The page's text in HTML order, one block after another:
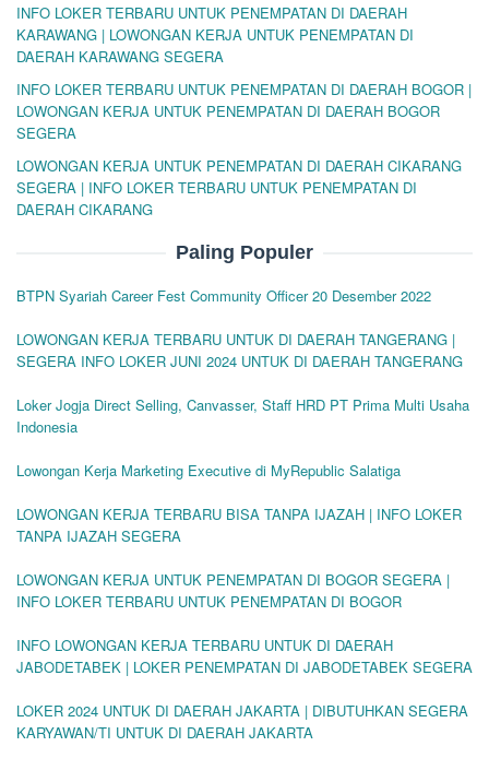
INFO LOKER TERBARU UNTUK PENEMPATAN DI DAERAH
KARAWANG | LOWONGAN KERJA UNTUK PENEMPATAN DI
DAERAH KARAWANG SEGERA
INFO LOKER TERBARU UNTUK PENEMPATAN DI DAERAH BOGOR |
LOWONGAN KERJA UNTUK PENEMPATAN DI DAERAH BOGOR
SEGERA
LOWONGAN KERJA UNTUK PENEMPATAN DI DAERAH CIKARANG
SEGERA | INFO LOKER TERBARU UNTUK PENEMPATAN DI
DAERAH CIKARANG
Paling Populer
BTPN Syariah Career Fest Community Officer 20 Desember 2022
LOWONGAN KERJA TERBARU UNTUK DI DAERAH TANGERANG |
SEGERA INFO LOKER JUNI 2024 UNTUK DI DAERAH TANGERANG
Loker Jogja Direct Selling, Canvasser, Staff HRD PT Prima Multi Usaha
Indonesia
Lowongan Kerja Marketing Executive di MyRepublic Salatiga
LOWONGAN KERJA TERBARU BISA TANPA IJAZAH | INFO LOKER
TANPA IJAZAH SEGERA
LOWONGAN KERJA UNTUK PENEMPATAN DI BOGOR SEGERA |
INFO LOKER TERBARU UNTUK PENEMPATAN DI BOGOR
INFO LOWONGAN KERJA TERBARU UNTUK DI DAERAH
JABODETABEK | LOKER PENEMPATAN DI JABODETABEK SEGERA
LOKER 2024 UNTUK DI DAERAH JAKARTA | DIBUTUHKAN SEGERA
KARYAWAN/TI UNTUK DI DAERAH JAKARTA